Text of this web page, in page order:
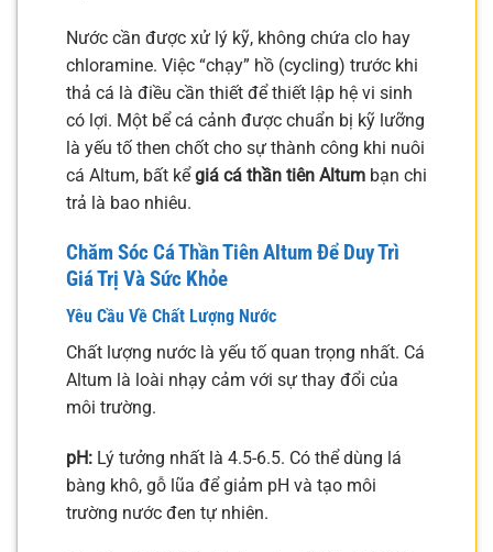
Nước cần được xử lý kỹ, không chứa clo hay
chloramine. Việc “chạy” hồ (cycling) trước khi
thả cá là điều cần thiết để thiết lập hệ vi sinh
có lợi. Một bể cá cảnh được chuẩn bị kỹ lưỡng
là yếu tố then chốt cho sự thành công khi nuôi
cá Altum, bất kểgiá cá thần tiên Altum bạn chi
trả là bao nhiêu.
Chăm Sóc Cá Thần Tiên Altum Để Duy Trì
Giá Trị Và Sức Khỏe
Yêu Cầu Về Chất Lượng Nước
Chất lượng nước là yếu tố quan trọng nhất. Cá
Altum là loài nhạy cảm với sự thay đổi của
môi trường.
pH: Lý tưởng nhất là 4.5-6.5. Có thể dùng lá
bàng khô, gỗ lũa để giảm pH và tạo môi
trường nước đen tự nhiên.